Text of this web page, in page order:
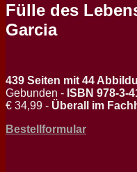
Fülle des
Garcia
439 Seiten mit 44
Gebunden - ISBN 978-3-
€ 34,99 - Überall im
Bestellformular